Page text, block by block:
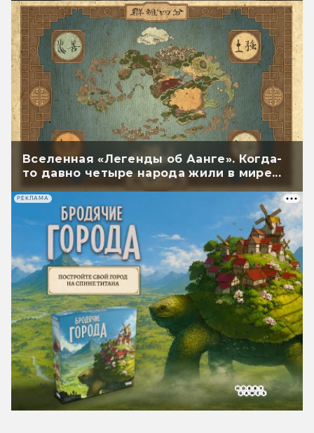
Вселенная «Легенды об Аанге». Когда-
то давно четыре народа жили в мире...
РЕКЛАМА